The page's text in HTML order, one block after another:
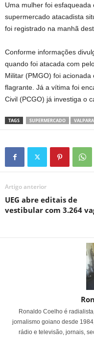
Uma mulher foi
supermercado atacadista
foi registrado na manhã
Conforme informações
quando foi atacada com
Militar (PMGO) foi
flagrante. Já a vítima foi
Civil (PCGO) já investiga o
TAGS SUPERMERCADO
Artigo anterior
UEG abre editais de
vestibular com 3.264
Ronaldo Coelho é
jornalismo goiano desde
rádio e televisão, jornais,